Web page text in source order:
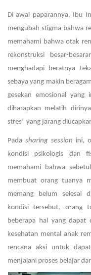
Di awal paparannya, Ibu
mengubah stigma bahwa
memahami bahwa otak
rekonstruksi besar-
menghadapi beratnya
sebaya yang makin
gesekan emosional
diharapkan melatih
stres” yang jarang
Pada sharing session ini,
kondisi psikologis dan
memahami bahwa
membuat orang tuanya
memang belum selesai
kondisi tersebut, orang
beberapa hal yang dapat
kesehatan mental anak
rencana aksi untuk
menjalani proses belajar